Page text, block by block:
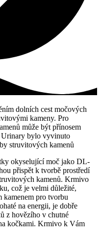
dolních cest močových
kameny. Pro
může být přínosem
Urinary bylo vyvinuto
struvitových kamenů
okyselující moč jako DL-
přispět k tvorbě prostředí
kamenů. Krmivo
což je velmi důležité,
kamenem pro tvorbu
na energii, je dobře
z hovězího v chutné
kočkami. Krmivo k Vám